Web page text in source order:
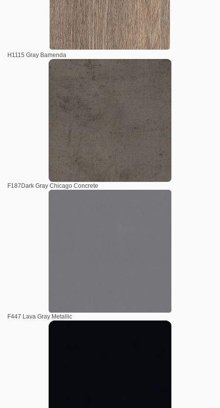
H1115 Gray Bamenda
F187Dark Gray Chicago Concrete
F447 Lava Gray Metallic